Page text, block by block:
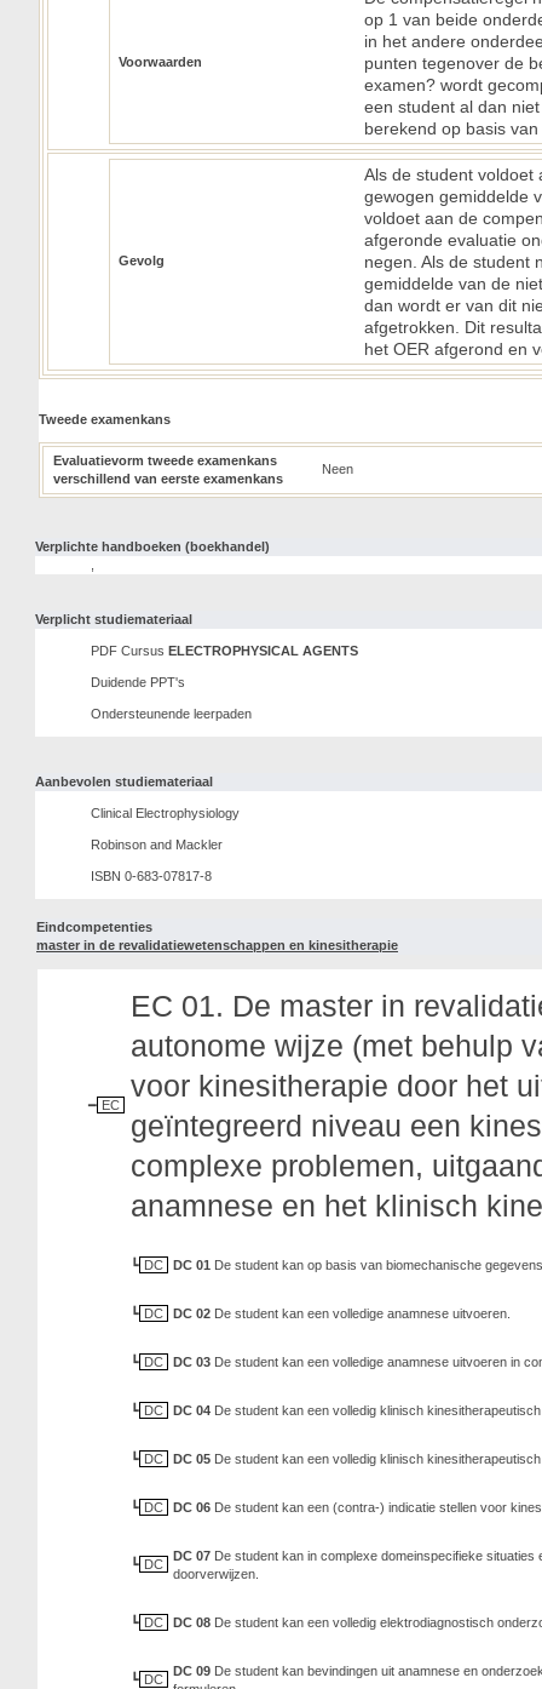
Voorwaarden
op 1 van beide
in het andere
punten tegenover de
examen? wordt
een student al dan
berekend op basis
Gevolg
Als de student voldoet
gewogen gemiddelde
voldoet aan de
afgeronde evaluatie
negen. Als de student
gemiddelde van de
dan wordt er van dit
afgetrokken. Dit
het OER afgerond en
Tweede examenkans
Evaluatievorm tweede examenkans
verschillend van eerste examenkans
Neen
Verplichte handboeken (boekhandel)
Verplicht studiemateriaal
PDF Cursus ELECTROPHYSICAL AGENTS
Duidende PPT's
Ondersteunende leerpaden
Aanbevolen studiemateriaal
Clinical Electrophysiology
Robinson and Mackler
ISBN 0-683-07817-8
Eindcompetenties
master in de revalidatiewetenschappen en kinesitherapie
EC
EC 01. De master in
autonome wijze (met behulp
voor kinesitherapie door het
geïntegreerd niveau een
complexe problemen,
anamnese en het klinisch
DC DC 01 De student kan op basis van biomechanische
DC DC 02 De student kan een volledige anamnese uitvoeren.
DC DC 03 De student kan een volledige anamnese uitvoeren in
DC DC 04 De student kan een volledig klinisch
DC DC 05 De student kan een volledig klinisch
DC DC 06 De student kan een (contra-) indicatie stellen voor
DC
DC 07 De student kan in complexe domeinspecifieke
doorverwijzen.
DC DC 08 De student kan een volledig elektrodiagnostisch
DC
DC 09 De student kan bevindingen uit anamnese en